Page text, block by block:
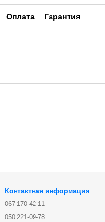
Оплата Гарантия
Контактная информация
067 170-42-11
050 221-09-78